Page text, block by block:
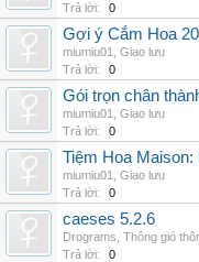
Trả lời:
0
Gợi ý Cắm Hoa
miumiu01
Giao lưu
Trả lời:
0
Gói trọn chân
miumiu01
Giao lưu
Trả lời:
0
Tiệm Hoa Maison:
miumiu01
Giao lưu
Trả lời:
0
caeses 5.2.6
Drograms Thông gió
Trả lời:
0